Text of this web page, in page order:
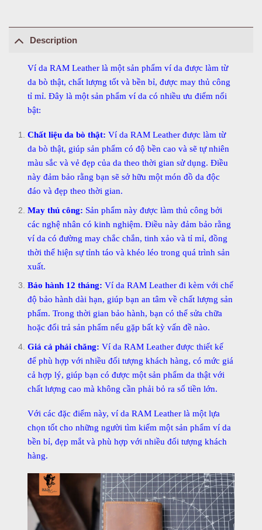
Description
Ví da RAM Leather là một sản phẩm ví da được làm từ
da bò thật, chất lượng tốt và bền bỉ, được may thủ công
tỉ mỉ. Đây là một sản phẩm ví da có nhiều ưu điểm nổi
bật:
Chất liệu da bò thật: Ví da RAM Leather được làm từ
da bò thật, giúp sản phẩm có độ bền cao và sẽ tự nhiên
màu sắc và vẻ đẹp của da theo thời gian sử dụng. Điều
này đảm bảo rằng bạn sẽ sở hữu một món đồ da độc
đáo và đẹp theo thời gian.
May thủ công: Sản phẩm này được làm thủ công bởi
các nghệ nhân có kinh nghiệm. Điều này đảm bảo rằng
ví da có đường may chắc chắn, tinh xảo và tỉ mỉ, đồng
thời thể hiện sự tỉnh táo và khéo léo trong quá trình sản
xuất.
Bảo hành 12 tháng: Ví da RAM Leather đi kèm với chế
độ bảo hành dài hạn, giúp bạn an tâm về chất lượng sản
phẩm. Trong thời gian bảo hành, bạn có thể sửa chữa
hoặc đổi trả sản phẩm nếu gặp bất kỳ vấn đề nào.
Giá cả phải chăng: Ví da RAM Leather được thiết kế
để phù hợp với nhiều đối tượng khách hàng, có mức giá
cả hợp lý, giúp bạn có được một sản phẩm da thật với
chất lượng cao mà không cần phải bỏ ra số tiền lớn.
Với các đặc điểm này, ví da RAM Leather là một lựa
chọn tốt cho những người tìm kiếm một sản phẩm ví da
bền bỉ, đẹp mắt và phù hợp với nhiều đối tượng khách
hàng.